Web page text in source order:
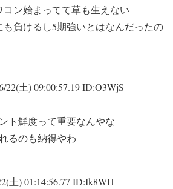
ン始まってて草も生えない
負けるし5期強いとはなんだったの
22(土) 09:00:57.19 ID:O3WjS
ト鮮度って重要なんやな
るのも納得やわ
土) 01:14:56.77 ID:Ik8WH